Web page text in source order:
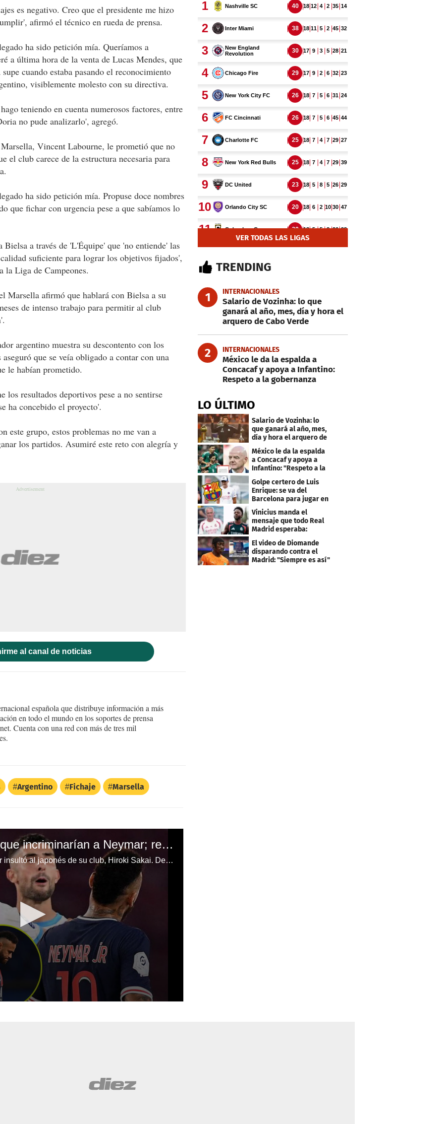
es negativo. Creo que el presidente me hizo
afirmó el técnico en rueda de prensa.
ha sido petición mía. Queríamos a
a última hora de la venta de Lucas Mendes, que
cuando estaba pasando el reconocimiento
visiblemente molesto con su directiva.
teniendo en cuenta numerosos factores, entre
no pude analizarlo', agregó.
Vincent Labourne, le prometió que no
el club carece de la estructura necesaria para
ha sido petición mía. Propuse doce nombres
que fichar con urgencia pese a que sabíamos lo
a través de 'L'Équipe' que 'no entiende' las
suficiente para lograr los objetivos fijados',
la Liga de Campeones.
Marsella afirmó que hablará con Bielsa a su
de intenso trabajo para permitir al club
argentino muestra su descontento con los
que se veía obligado a contar con una
le habían prometido.
los resultados deportivos pese a no sentirse
ha concebido el proyecto'.
este grupo, estos problemas no me van a
los partidos. Asumiré este reto con alegría y
al canal de noticias
española que distribuye información a más
en todo el mundo en los soportes de prensa
Cuenta con una red con más de tres mil
Argentino Fichaje Marsella
Marsella tiene videos que incriminarían a Neymar; recibiría un castigo de 9 a 10 partidos
El Marsella asegura que Neymar insultó al japonés de su club, Hiroki Sakai. De comprobarse, el crack aparecerá hasta 2021 con el PSG.
VER TODAS LAS LIGAS
TRENDING
1 INTERNACIONALES
Salario de Vozinha: lo que
ganará al año, mes, día y hora el
arquero de Cabo Verde
2 INTERNACIONALES
México le da la espalda a
Concacaf y apoya a Infantino:
Respeto a la gobernanza
LO ÚLTIMO
Salario de Vozinha: lo
que ganará al año, mes,
día y hora el arquero de
Cabo Verde
México le da la espalda
a Concacaf y apoya a
Infantino: "Respeto a la
gobernanza"
Golpe certero de Luis
Enrique: se va del
Barcelona para jugar en
el PSG
Vinicius manda el
mensaje que todo Real
Madrid esperaba:
"Mourinho..."
El video de Diomande
disparando contra el
Madrid: "Siempre es así"